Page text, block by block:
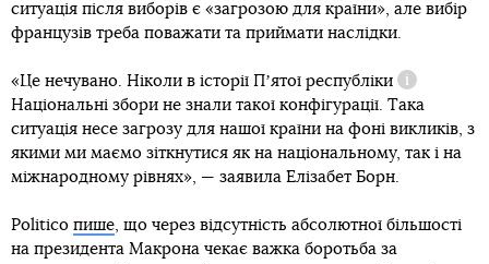
ситуація після виборів є «загрозою для країни», але вибір
французів треба поважати та приймати наслідки.
«Це нечувано. Ніколи в історії Пʼятої республіки
Довідка
Національні збори не знали такої конфігурації. Така
ситуація несе загрозу для нашої країни на фоні викликів, з
якими ми маємо зіткнутися як на національному, так і на
міжнародному рівнях», — заявила Елізабет Борн.
Politico пише, що через відсутність абсолютної більшості
на президента Макрона чекає важка боротьба за